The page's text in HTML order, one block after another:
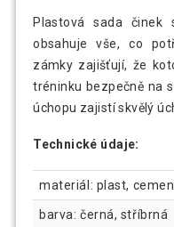
Plastová sada
obsahuje vše, co
zámky zajišťují, že
tréninku bezpečně na
úchopu zajistí skvělý
Technické údaje:
materiál: plast,
barva: černá, stříbrná